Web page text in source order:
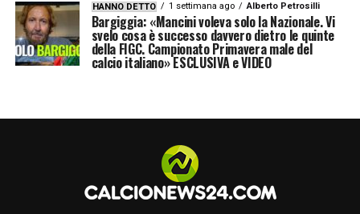
HANNO DETTO 1 settimana ago Alberto Petrosilli
Bargiggia: «Mancini voleva solo la Nazionale. Vi
svelo cosa è successo davvero dietro le quinte
della FIGC. Campionato Primavera male del
calcio italiano» ESCLUSIVA e VIDEO